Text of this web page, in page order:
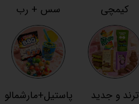
کیمچی سس + رب
ترند و جدید پاستیل+مارشمالو